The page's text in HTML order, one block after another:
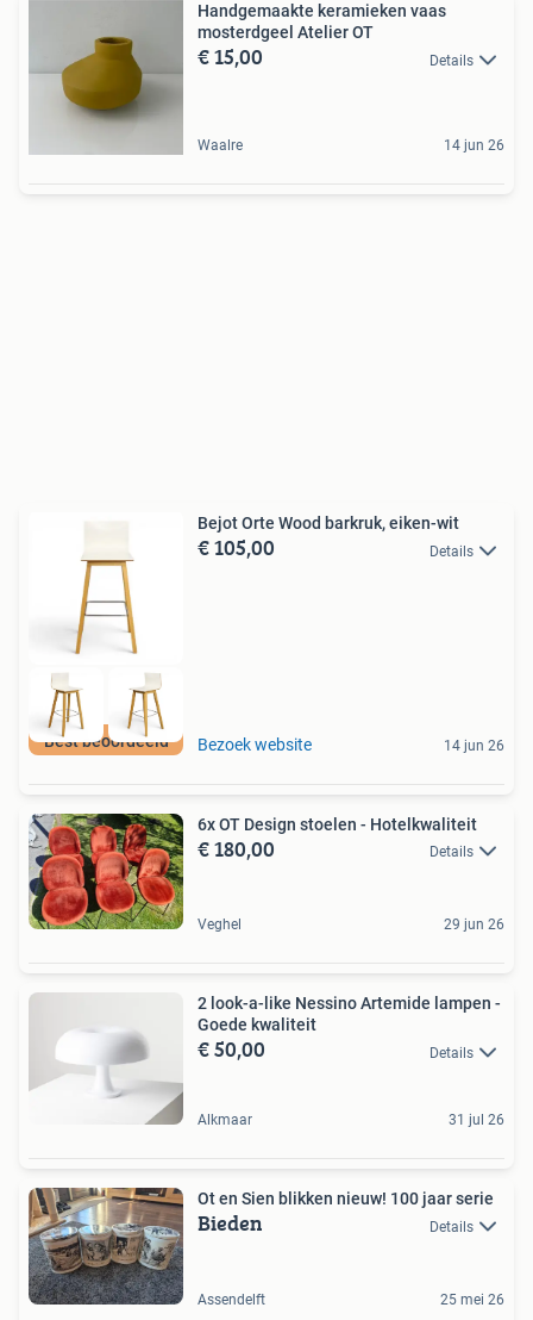
Handgemaakte keramieken vaas
mosterdgeel Atelier OT
€ 15,00 Details
Waalre 14 jun 26
Best beoordeeld
Bejot Orte Wood barkruk, eiken-wit
€ 105,00 Details
Bezoek website 14 jun 26
6x OT Design stoelen - Hotelkwaliteit
€ 180,00 Details
Veghel 29 jun 26
2 look-a-like Nessino Artemide lampen -
Goede kwaliteit
€ 50,00 Details
Alkmaar 31 jul 26
Ot en Sien blikken nieuw! 100 jaar serie
Bieden Details
Assendelft 25 mei 26